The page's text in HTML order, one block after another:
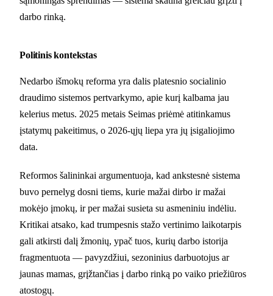
darbo rinką.
Politinis kontekstas
Nedarbo išmokų reforma yra dalis platesnio socialinio
draudimo sistemos pertvarkymo, apie kurį kalbama jau
kelerius metus. 2025 metais Seimas priėmė atitinkamus
įstatymų pakeitimus, o 2026-ųjų liepa yra jų įsigaliojimo
data.
Reformos šalininkai argumentuoja, kad ankstesnė sistema
buvo pernelyg dosni tiems, kurie mažai dirbo ir mažai
mokėjo įmokų, ir per mažai susieta su asmeniniu indėliu.
Kritikai atsako, kad trumpesnis stažo vertinimo laikotarpis
gali atkirsti dalį žmonių, ypač tuos, kurių darbo istorija
fragmentuota — pavyzdžiui, sezoninius darbuotojus ar
jaunas mamas, grįžtančias į darbo rinką po vaiko priežiūros
atostogų.